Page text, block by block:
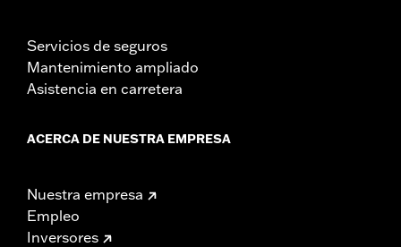
Servicios de seguros
Mantenimiento ampliado
Asistencia en carretera
ACERCA DE NUESTRA EMPRESA
Nuestra empresa
Empleo
Inversores